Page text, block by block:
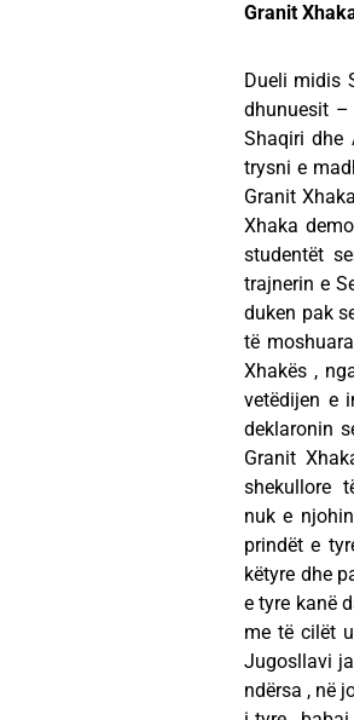
Granit
Dueli midis
dhunuesit –
Shaqiri dhe
trysni e
Granit
Xhaka
studentët
trajnerin e
duken pak
të
Xhakës ,
vetëdijen e
deklaronin
Granit
shekullore
nuk e
prindët e
këtyre dhe
e tyre kanë
me të cilët
Jugosllavi
ndërsa , në